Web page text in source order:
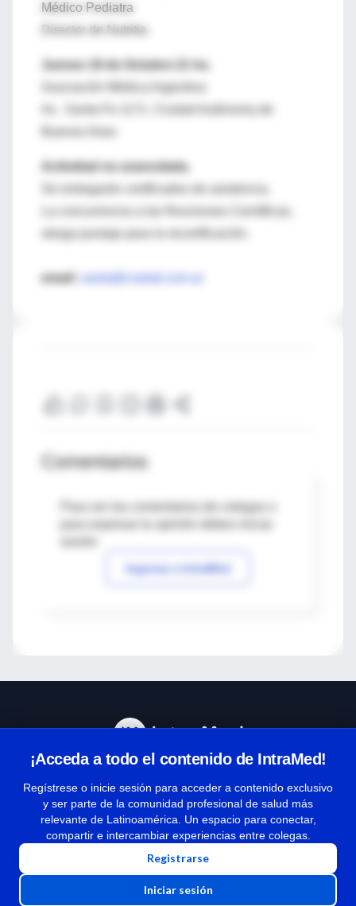
Médico Pediatra
Director de Nutritia.
Jueves 19 de Octubre 21 hs.
Asociación Médica Argentina
Actividad no arancelada.
Se entregarán certificados de asistencia.
otorga puntaje para la recertificación.
email:
Comentarios
Para ver los comentarios de colegas o
Ingresar a IntraMed
¡Acceda a todo el contenido de IntraMed!
Regístrese o inicie sesión para acceder a contenido exclusivo
y ser parte de la comunidad profesional de salud más
relevante de Latinoamérica. Un espacio para conectar,
compartir e intercambiar experiencias entre colegas.
Registrarse
Iniciar sesión
Términos y condiciones
| Políticas de privacidad
| Todos los derechos reservados | Copyright 1997-2026